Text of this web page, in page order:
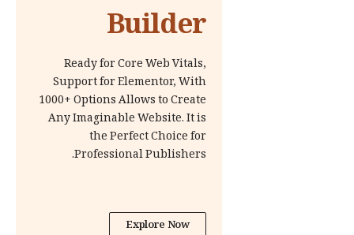
Builder
Ready for Core Web Vitals,
Support for Elementor, With
1000+ Options Allows to Create
Any Imaginable Website. It is
the Perfect Choice for
Professional Publishers.
Explore Now